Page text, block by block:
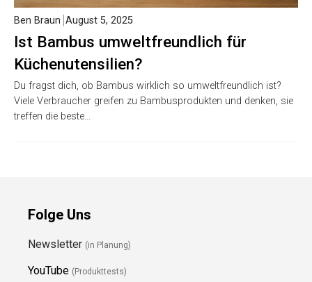
Ist Bambus umweltfreundlich für
Küchenutensilien?
Ben Braun August 5, 2025
Du fragst dich, ob Bambus wirklich so umweltfreundlich ist?
Viele Verbraucher greifen zu Bambusprodukten und denken, sie
treffen die beste…
Folge Uns
Newsletter (in Planung)
YouTube (Produkttests)